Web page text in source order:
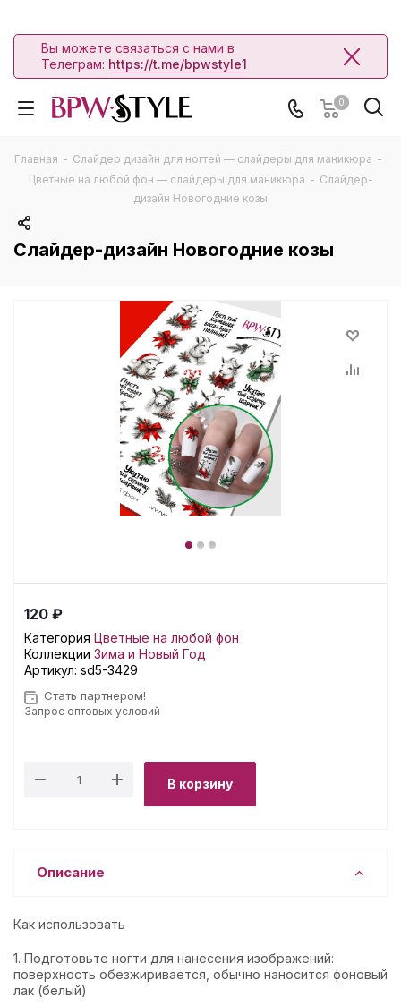
Вы можете связаться с нами в
Телеграм: https://t.me/bpwstyle1
0
Главная - Слайдер дизайн для ногтей — слайдеры для маникюра -
Цветные на любой фон — слайдеры для маникюра - Слайдер-
дизайн Новогодние козы
Слайдер-дизайн Новогодние козы
120 ₽
Категория Цветные на любой фон
Коллекции Зима и Новый Год
Артикул: sd5-3429
Стать партнером!
Запрос оптовых условий
В корзину
Описание
Как использовать
1. Подготовьте ногти для нанесения изображений:
поверхность обезжиривается, обычно наносится фоновый
лак (белый)